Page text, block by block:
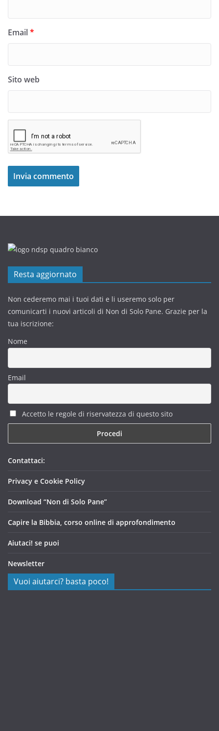
Email*
Sito web
Resta aggiornato
Non cederemo mai i tuoi dati e li useremo solo per
comunicarti i nuovi articoli di Non di Solo Pane. Grazie per la
tua iscrizione:
Nome
Email
Accetto le regole di riservatezza di questo sito
Contattaci:
Privacy e Cookie Policy
Download “Non di Solo Pane”
Capire la Bibbia, corso online di approfondimento
Aiutaci! se puoi
Newsletter
Vuoi aiutarci? basta poco!